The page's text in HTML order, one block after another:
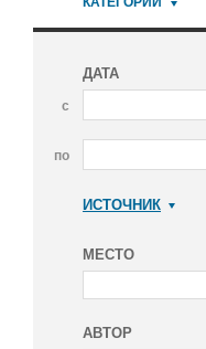
ДАТА
с
по
ИСТОЧНИК
МЕСТО
АВТОР